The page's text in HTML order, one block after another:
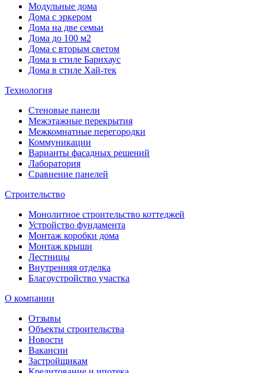
Модульные дома
Дома с эркером
Дома на две семьи
Дома до 100 м2
Дома с вторым светом
Дома в стиле Барнхаус
Дома в стиле Хай-тек
Технология
Стеновые панели
Межэтажные перекрытия
Межкомнатные перегородки
Коммуникации
Варианты фасадных решений
Лаборатория
Сравнение панелей
Строительство
Монолитное строительство коттеджей
Устройство фундамента
Монтаж коробки дома
Монтаж крыши
Лестницы
Внутренняя отделка
Благоустройство участка
О компании
Отзывы
Объекты строительства
Новости
Вакансии
Застройщикам